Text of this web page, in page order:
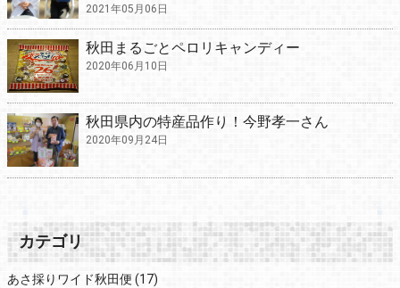
2021年05月06日
秋田まるごとペロリキャンディー
2020年06月10日
秋田県内の特産品作り！今野孝一さん
2020年09月24日
カテゴリ
あさ採りワイド秋田便 (17)